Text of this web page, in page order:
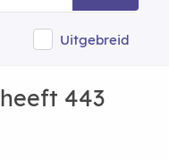
Uitgebreid
heeft 443